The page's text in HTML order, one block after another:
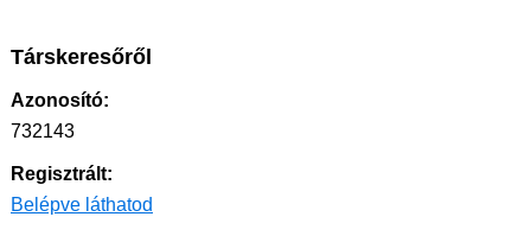
Társkeresőről
Azonosító:
732143
Regisztrált:
Belépve láthatod